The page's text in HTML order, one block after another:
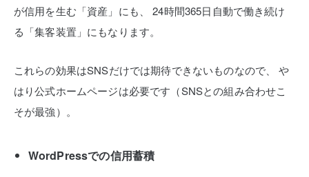
が信用を生む「資産」にも、
24時間365日自動で働き続け
る「集客装置」にもなります。
これらの効果はSNSだけでは期待できないものなので、
や
はり公式ホームページは必要です（SNSとの組み合わせこ
そが最強）。
WordPressでの信用蓄積